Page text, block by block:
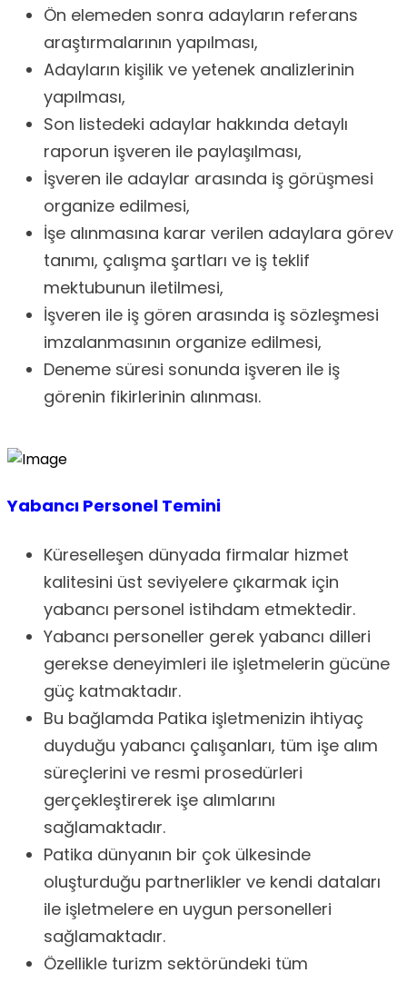
Ön elemeden sonra adayların referans
araştırmalarının yapılması,
Adayların kişilik ve yetenek analizlerinin
yapılması,
Son listedeki adaylar hakkında detaylı
raporun işveren ile paylaşılması,
İşveren ile adaylar arasında iş görüşmesi
organize edilmesi,
İşe alınmasına karar verilen adaylara görev
tanımı, çalışma şartları ve iş teklif
mektubunun iletilmesi,
İşveren ile iş gören arasında iş sözleşmesi
imzalanmasının organize edilmesi,
Deneme süresi sonunda işveren ile iş
görenin fikirlerinin alınması.
Yabancı Personel Temini
Küreselleşen dünyada firmalar hizmet
kalitesini üst seviyelere çıkarmak için
yabancı personel istihdam etmektedir.
Yabancı personeller gerek yabancı dilleri
gerekse deneyimleri ile işletmelerin gücüne
güç katmaktadır.
Bu bağlamda Patika işletmenizin ihtiyaç
duyduğu yabancı çalışanları, tüm işe alım
süreçlerini ve resmi prosedürleri
gerçekleştirerek işe alımlarını
sağlamaktadır.
Patika dünyanın bir çok ülkesinde
oluşturduğu partnerlikler ve kendi dataları
ile işletmelere en uygun personelleri
sağlamaktadır.
Özellikle turizm sektöründeki tüm